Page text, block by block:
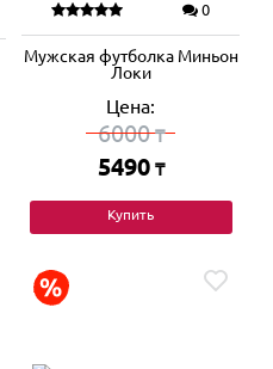
0
Мужская футболка Миньон
Локи
Цена:
6000₸
5490 ₸
Купить